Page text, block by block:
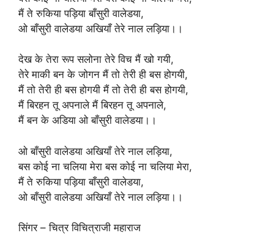
मैं ते रुकिया पड़िया बाँसुरी वालेडया,
ओ बाँसुरी वालेडया अखियाँ तेरे नाल लड़िया।।
देख के तेरा रूप सलोना तेरे विच मैं खो गयी,
तेरे माकी बन के जोगन मैं तो तेरी ही बस होगयी,
मैं तो तेरी ही बस होगयी मैं तो तेरी ही बस होगयी,
मैं बिरहन तू अपनाले मैं बिरहन तू अपनाले,
मैं बन के अडिया ओ बाँसुरी वालेडया।।
ओ बाँसुरी वालेडया अखियाँ तेरे नाल लड़िया,
बस कोई ना चलिया मेरा बस कोई ना चलिया मेरा,
मैं ते रुकिया पड़िया बाँसुरी वालेडया,
ओ बाँसुरी वालेडया अखियाँ तेरे नाल लड़िया।।
सिंगर – चित्र विचित्राजी महाराज